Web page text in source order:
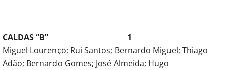
CALDAS “B” 1
Miguel Lourenço; Rui Santos; Bernardo Miguel; Thiago
Adão; Bernardo Gomes; José Almeida; Hugo